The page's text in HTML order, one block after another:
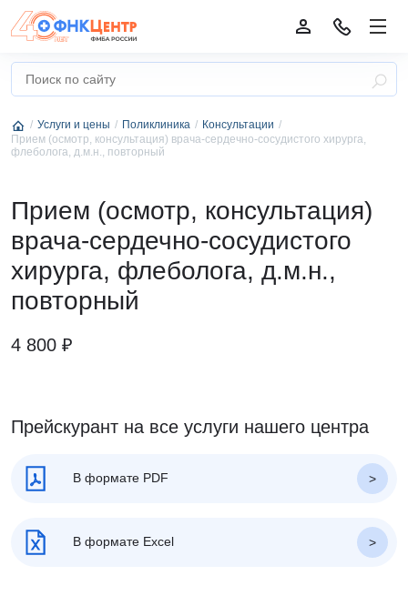
Услуги и цены Поликлиника
Консультации
Прием (осмотр, консультация) врача-сердечно-сосудистого хирурга,
флеболога, д.м.н., повторный
Прием (осмотр, консультация)
врача-сердечно-сосудистого
хирурга, флеболога, д.м.н.,
повторный
4 800 ₽
Прейскурант на все услуги нашего центра
В формате PDF
В формате Excel